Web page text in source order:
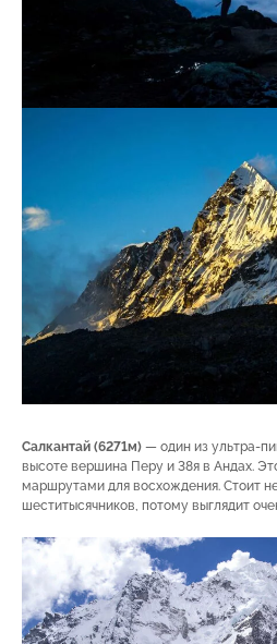
Салкантай (6271м) — один из ультра-
высоте вершина Перу и 38я в Андах.
маршрутами для восхождения. Стоит
шеститысячников, потому выглядит